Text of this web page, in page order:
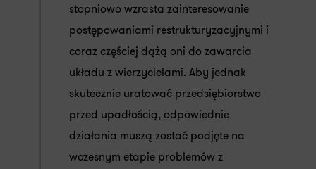
stopniowo wzrasta zainteresowanie
postępowaniami restrukturyzacyjnymi i
coraz częściej dążą oni do zawarcia
układu z wierzycielami. Aby jednak
skutecznie uratować przedsiębiorstwo
przed upadłością, odpowiednie
działania muszą zostać podjęte na
wczesnym etapie problemów z